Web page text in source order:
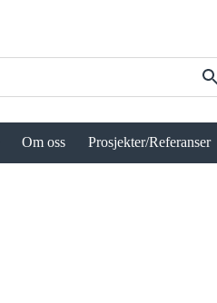
Om oss Prosjekter/Referanser